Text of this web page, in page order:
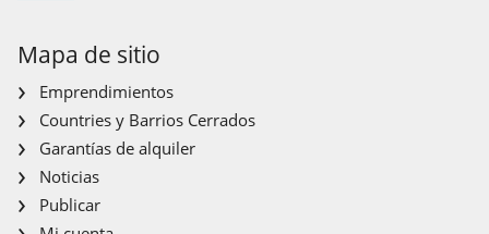
Mapa de sitio
Emprendimientos
Countries y Barrios Cerrados
Garantías de alquiler
Noticias
Publicar